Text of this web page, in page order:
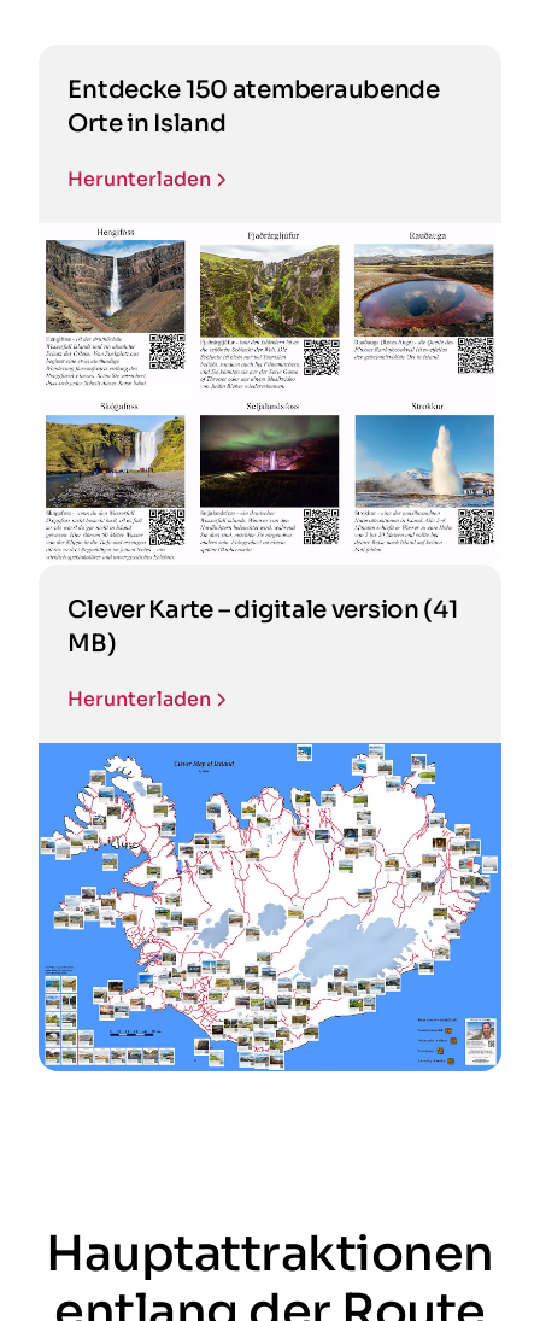
Entdecke 150 atemberaubende
Orte in Island
Herunterladen
Clever Karte – digitale version (41
MB)
Herunterladen
Hauptattraktionen